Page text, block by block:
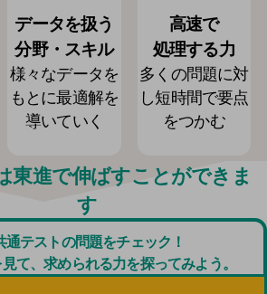
データを扱う
分野・スキル
様々なデータを
もとに最適解を
導いていく
高速で
処理する力
多くの問題に対
し短時間で要点
をつかむ
東進で伸ばすことができま
す
テストの問題をチェック！
て、求められる力を探ってみよう。